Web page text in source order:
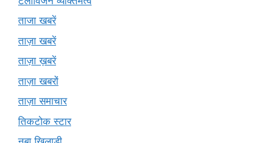
ताजा खबरें
ताज़ा खबरें
ताज़ा ख़बरें
ताज़ा खबरों
ताज़ा समाचार
तिकटोक स्टार